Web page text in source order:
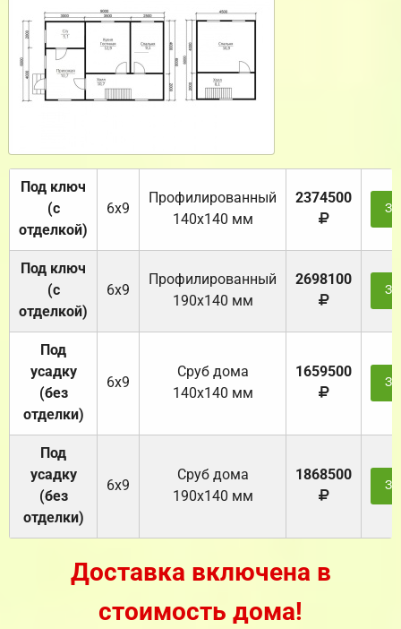
Под ключ
(с
отделкой)
6х9
Профилированный
140х140 мм
2374500
Под ключ
(с
отделкой)
6х9
Профилированный
190х140 мм
2698100
Под
усадку
(без
отделки)
6х9
Cруб дома
140х140 мм
1659500
Под
усадку
(без
отделки)
6х9
Cруб дома
190х140 мм
1868500
Доставка включена в
стоимость дома!